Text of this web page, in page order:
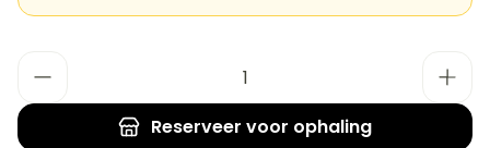
Reserveer voor ophaling